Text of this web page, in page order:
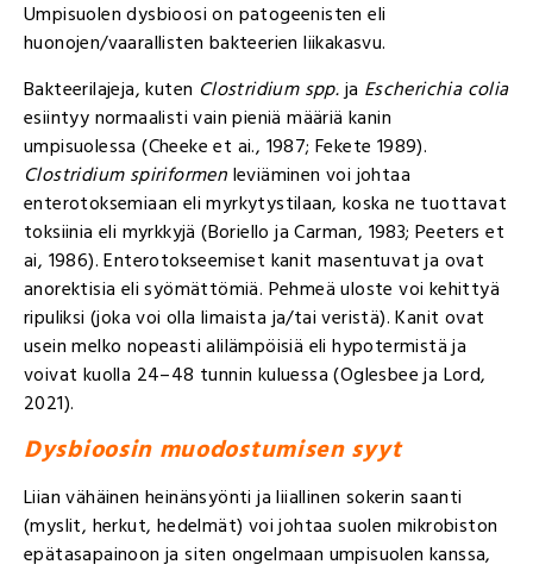
Umpisuolen dysbioosi on patogeenisten eli
huonojen/vaarallisten bakteerien liikakasvu.
Bakteerilajeja, kuten Clostridium spp.ja Escherichia colia
esiintyy normaalisti vain pieniä määriä kanin
umpisuolessa (Cheeke et ai., 1987; Fekete 1989).
Clostridium spiriformenleviäminen voi johtaa
enterotoksemiaan eli myrkytystilaan, koska ne tuottavat
toksiinia eli myrkkyjä (Boriello ja Carman, 1983; Peeters et
ai, 1986). Enterotokseemiset kanit masentuvat ja ovat
anorektisia eli syömättömiä. Pehmeä uloste voi kehittyä
ripuliksi (joka voi olla limaista ja/tai veristä). Kanit ovat
usein melko nopeasti alilämpöisiä eli hypotermistä ja
voivat kuolla 24–48 tunnin kuluessa (Oglesbee ja Lord,
2021).
Dysbioosin muodostumisen syyt
Liian vähäinen heinänsyönti ja liiallinen sokerin saanti
(myslit, herkut, hedelmät) voi johtaa suolen mikrobiston
epätasapainoon ja siten ongelmaan umpisuolen kanssa,